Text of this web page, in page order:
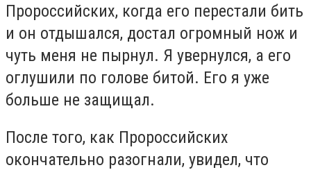
Пророссийских, когда его перестали бить
и он отдышался, достал огромный нож и
чуть меня не пырнул. Я увернулся, а его
оглушили по голове битой. Его я уже
больше не защищал.
После того, как Пророссийских
окончательно разогнали, увидел, что